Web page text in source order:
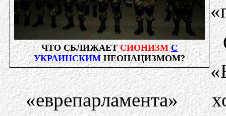
ЧТО СБЛИЖАЕТСИОНИЗМ С
УКРАИНСКИМНЕОНАЦИЗМОМ?
«еврепарламента»